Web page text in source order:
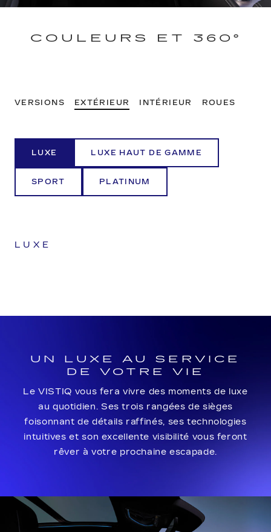
COULEURS ET 360°
VERSIONS EXTÉRIEUR INTÉRIEUR ROUES
LUXE LUXE HAUT DE GAMME
SPORT PLATINUM
LUXE
UN LUXE AU SERVICE
DE VOTRE VIE
Le VISTIQ vous fera vivre des moments de luxe
au quotidien. Ses trois rangées de sièges
foisonnant de détails raffinés, ses technologies
intuitives et son excellente visibilité vous feront
rêver à votre prochaine escapade.